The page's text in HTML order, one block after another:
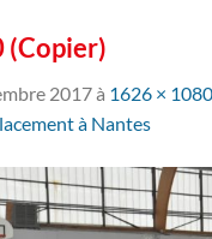
(Copier)
2017à 1626 × 1080
à Nantes